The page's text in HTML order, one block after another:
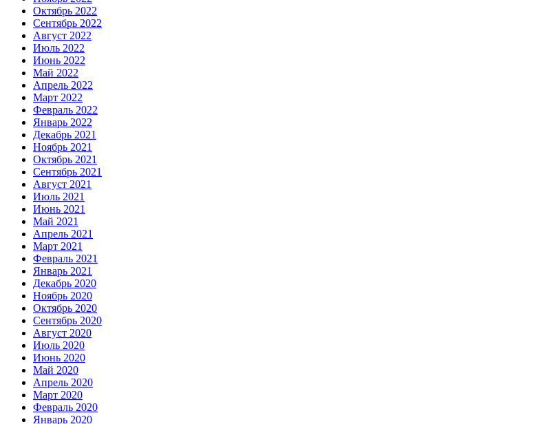
Октябрь 2022
Сентябрь 2022
Август 2022
Июль 2022
Июнь 2022
Май 2022
Апрель 2022
Март 2022
Февраль 2022
Январь 2022
Декабрь 2021
Ноябрь 2021
Октябрь 2021
Сентябрь 2021
Август 2021
Июль 2021
Июнь 2021
Май 2021
Апрель 2021
Март 2021
Февраль 2021
Январь 2021
Декабрь 2020
Ноябрь 2020
Октябрь 2020
Сентябрь 2020
Август 2020
Июль 2020
Июнь 2020
Май 2020
Апрель 2020
Март 2020
Февраль 2020
Январь 2020